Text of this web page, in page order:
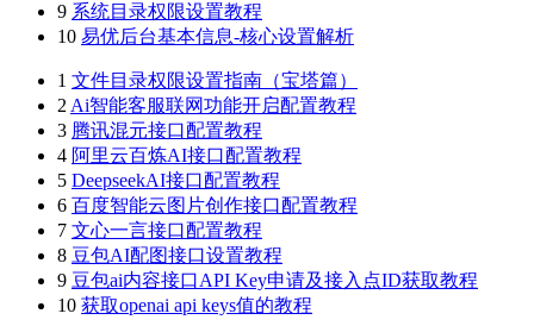
9 系统目录权限设置教程
10 易优后台基本信息-核心设置解析
1 文件目录权限设置指南（宝塔篇）
2 Ai智能客服联网功能开启配置教程
3 腾讯混元接口配置教程
4 阿里云百炼AI接口配置教程
5 DeepseekAI接口配置教程
6 百度智能云图片创作接口配置教程
7 文心一言接口配置教程
8 豆包AI配图接口设置教程
9 豆包ai内容接口API Key申请及接入点ID获取教程
10 获取openai api keys值的教程